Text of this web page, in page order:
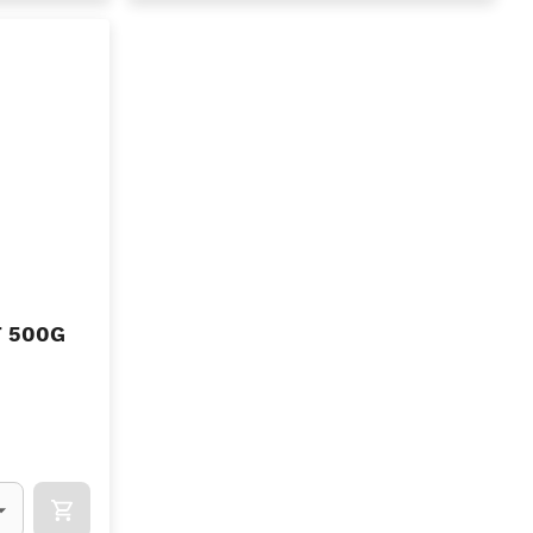
500G
APOK.CATEGORY.PRODUCTS.CART.ADDTOCART